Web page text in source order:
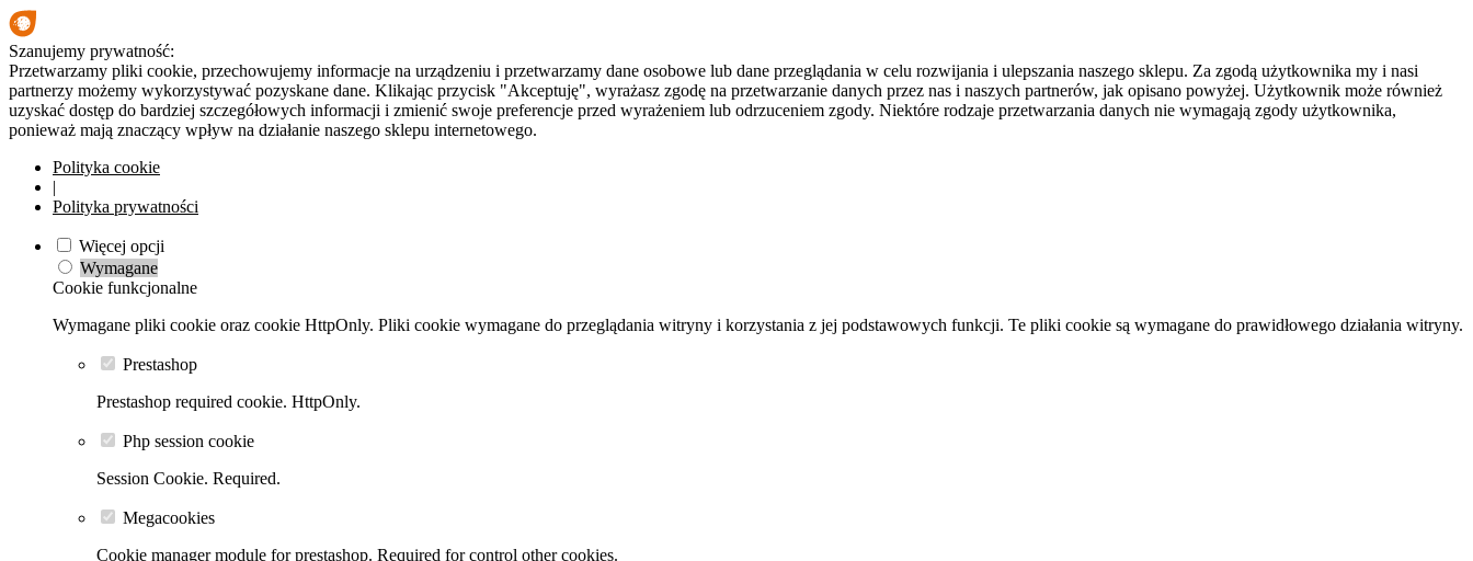
Szanujemy prywatność:
Przetwarzamy pliki cookie, przechowujemy informacje na urządzeniu i przetwarzamy dane osobowe lub dane przeglądania w celu rozwijania i ulepszania naszego sklepu. Za zgodą użytkownika my i nasi
partnerzy możemy wykorzystywać pozyskane dane. Klikając przycisk "Akceptuję", wyrażasz zgodę na przetwarzanie danych przez nas i naszych partnerów, jak opisano powyżej. Użytkownik może również
uzyskać dostęp do bardziej szczegółowych informacji i zmienić swoje preferencje przed wyrażeniem lub odrzuceniem zgody. Niektóre rodzaje przetwarzania danych nie wymagają zgody użytkownika,
ponieważ mają znaczący wpływ na działanie naszego sklepu internetowego.
Polityka cookie
|
Polityka prywatności
Więcej opcji
Wymagane
Cookie funkcjonalne
Wymagane pliki cookie oraz cookie HttpOnly. Pliki cookie wymagane do przeglądania witryny i korzystania z jej podstawowych funkcji. Te pliki cookie są wymagane do prawidłowego działania witryny.
Prestashop
Prestashop required cookie. HttpOnly.
Php session cookie
Session Cookie. Required.
Megacookies
Cookie manager module for prestashop. Required for control other cookies.